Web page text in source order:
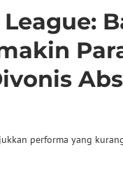
performa yang